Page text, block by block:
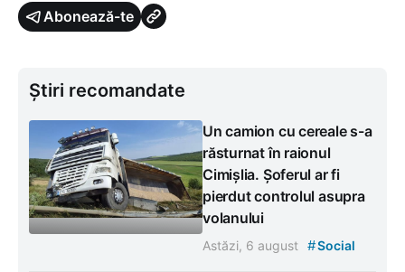
Abonează-te
Știri recomandate
Un camion cu cereale s-a
răsturnat în raionul
Cimișlia. Șoferul ar fi
pierdut controlul asupra
volanului
Astăzi, 6 august #Social